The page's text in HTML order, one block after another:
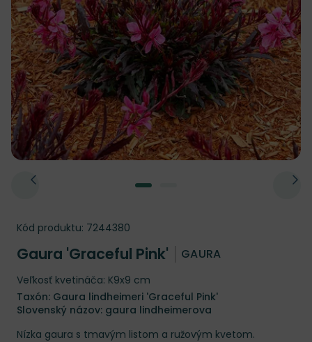
Kód produktu: 7244380
Gaura 'Graceful Pink' GAURA
Veľkosť kvetináča: K9x9 cm
Taxón: Gaura lindheimeri 'Graceful Pink'
Slovenský názov: gaura lindheimerova
Nízka gaura s tmavým listom a ružovým kvetom.